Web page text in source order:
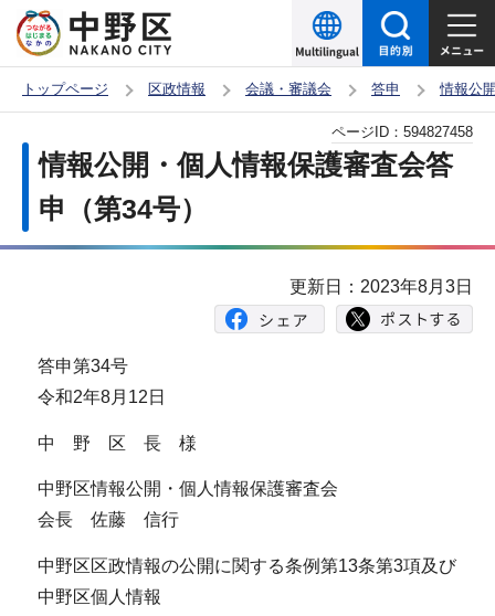
の
ー
トップページ 区政情報 会議・審議会 答申 情報公
か
情報公開・個人情報保護審査会答
申（第34号）
ページID： 594827458
更新日：2023年8月3日
答申第34号
令和2年8月12日
中 野 区 長 様
中野区情報公開・個人情報保護審査会
会長 佐藤 信行
中野区区政情報の公開に関する条例第13条第3項及び
中野区個人情報